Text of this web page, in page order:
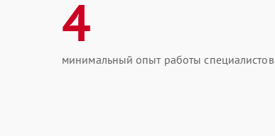
4
минимальный опыт работы специалистов